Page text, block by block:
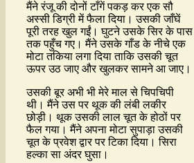
मैंने रंजू की दोनों टाँगें पकड़ कर एक सौ
अस्सी डिग्री में फैला दिया। उसकी जाँघें
पूरी तरह खुल गईं। घुटने उसके सिर के पास
तक पहुँच गए। मैंने उसके गाँड के नीचे एक
मोटा तकिया लगा दिया ताकि उसकी चूत
ऊपर उठ जाए और खुलकर सामने आ जाए।
उसकी बूर अभी भी मेरे माल से चिपचिपी
थी। मैंने उस पर थूक की लंबी लकीर
छोड़ी। थूक उसकी लाल चूत के होठों पर
फैल गया। मैंने अपना मोटा सुपाड़ा उसकी
चूत के प्रवेश द्वार पर टिका दिया। सिरा
हल्का सा अंदर घुसा।